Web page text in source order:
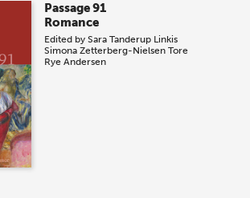
Passage 91
Romance
Edited bySara Tanderup Linkis
Simona Zetterberg-Nielsen Tore
Rye Andersen